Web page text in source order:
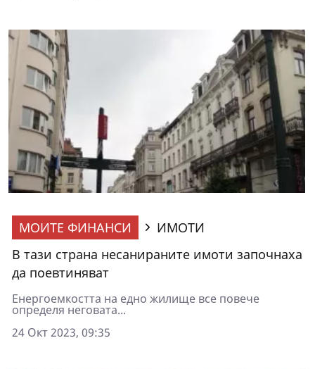
МОИТЕ ФИНАНСИ
ИМОТИ
В тази страна несанираните имоти започнаха
да поевтиняват
Енергоемкостта на едно жилище все повече
определя неговата...
24 Окт 2023, 09:35